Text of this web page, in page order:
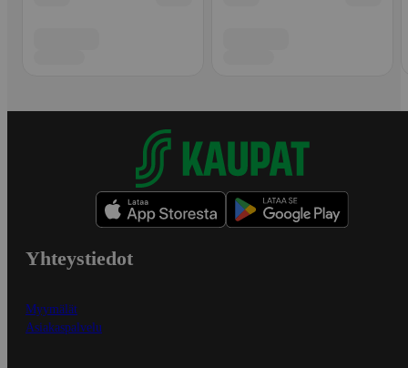
Yhteystiedot
Myymälät
Asiakaspalvelu